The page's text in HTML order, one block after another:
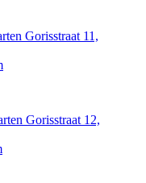
Gorisstraat 11,
Gorisstraat 12,